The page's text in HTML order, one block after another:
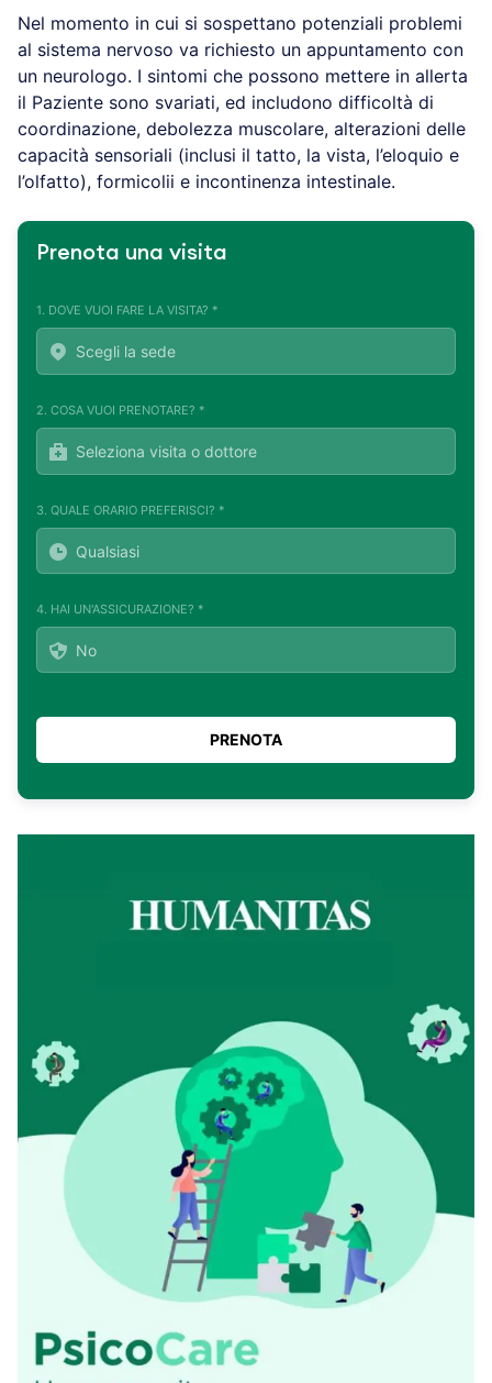
Nel momento in cui si sospettano potenziali problemi
al sistema nervoso va richiesto un appuntamento con
un neurologo. I sintomi che possono mettere in allerta
il Paziente sono svariati, ed includono difficoltà di
coordinazione, debolezza muscolare, alterazioni delle
capacità sensoriali (inclusi il tatto, la vista, l’eloquio e
l’olfatto), formicolii e incontinenza intestinale.
Prenota una visita
1. DOVE VUOI FARE LA VISITA? *
2. COSA VUOI PRENOTARE? *
3. QUALE ORARIO PREFERISCI? *
4. HAI UN'ASSICURAZIONE? *